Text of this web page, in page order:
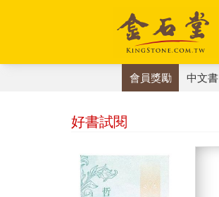
會員獎勵 中文書
好書試閱